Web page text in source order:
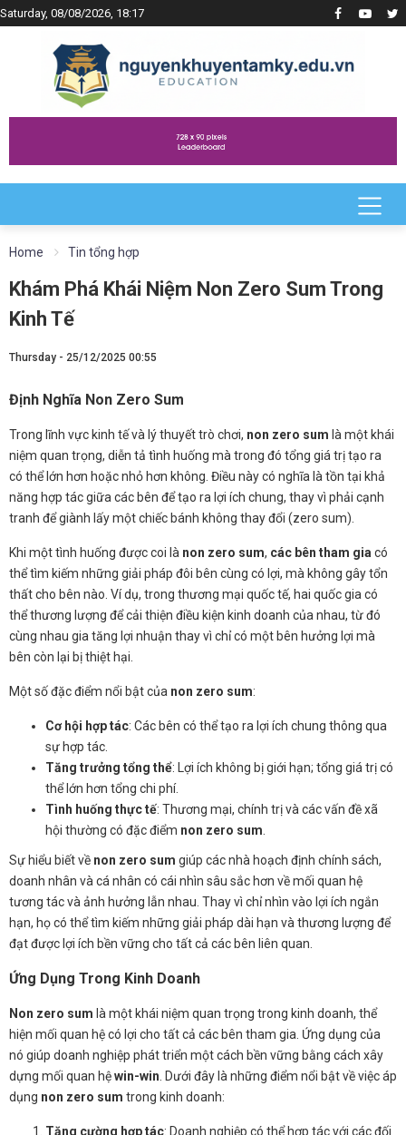
Saturday, 08/08/2026, 18:17
Home Tin tổng hợp
Khám Phá Khái Niệm Non Zero Sum Trong
Kinh Tế
Thursday - 25/12/2025 00:55
Định Nghĩa Non Zero Sum
Trong lĩnh vực kinh tế và lý thuyết trò chơi, non zero sum là một khái
niệm quan trọng, diễn tả tình huống mà trong đó tổng giá trị tạo ra
có thể lớn hơn hoặc nhỏ hơn không. Điều này có nghĩa là tồn tại khả
năng hợp tác giữa các bên để tạo ra lợi ích chung, thay vì phải cạnh
tranh để giành lấy một chiếc bánh không thay đổi (zero sum).
Khi một tình huống được coi là non zero sum, các bên tham gia có
thể tìm kiếm những giải pháp đôi bên cùng có lợi, mà không gây tổn
thất cho bên nào. Ví dụ, trong thương mại quốc tế, hai quốc gia có
thể thương lượng để cải thiện điều kiện kinh doanh của nhau, từ đó
cùng nhau gia tăng lợi nhuận thay vì chỉ có một bên hưởng lợi mà
bên còn lại bị thiệt hại.
Một số đặc điểm nổi bật của non zero sum:
Cơ hội hợp tác: Các bên có thể tạo ra lợi ích chung thông qua
sự hợp tác.
Tăng trưởng tổng thể: Lợi ích không bị giới hạn; tổng giá trị có
thể lớn hơn tổng chi phí.
Tình huống thực tế: Thương mại, chính trị và các vấn đề xã
hội thường có đặc điểm non zero sum
Sự hiểu biết về non zero sum giúp các nhà hoạch định chính sách,
doanh nhân và cá nhân có cái nhìn sâu sắc hơn về mối quan hệ
tương tác và ảnh hưởng lẫn nhau. Thay vì chỉ nhìn vào lợi ích ngắn
hạn, họ có thể tìm kiếm những giải pháp dài hạn và thương lượng để
đạt được lợi ích bền vững cho tất cả các bên liên quan.
Ứng Dụng Trong Kinh Doanh
Non zero sum là một khái niệm quan trọng trong kinh doanh, thể
hiện mối quan hệ có lợi cho tất cả các bên tham gia. Ứng dụng của
nó giúp doanh nghiệp phát triển một cách bền vững bằng cách xây
dựng mối quan hệwin-win . Dưới đây là những điểm nổi bật về việc áp
dụng non zero sum trong kinh doanh:
Tăng cường hợp tác: Doanh nghiệp có thể hợp tác với các đối